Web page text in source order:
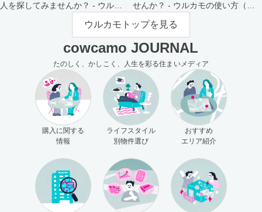
人を探してみませんか？ - ウルカ
せんか？ - ウルカモの使い方（買
主さま向け）
ウルカモトップを見る
cowcamo JOURNAL
たのしく、かしこく、人生を彩る住まいメディア
購入に関する
情報
ライフスタイル
別物件選び
おすすめ
エリア紹介